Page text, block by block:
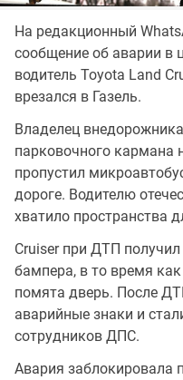
На редакционный
сообщение об аварии в
водитель Toyota Land
врезался в Газель.
Владелец
парковочного кармана
пропустил
дороге. Водителю
хватило пространства
Cruiser при ДТП
бампера, в то время
помята дверь. После
аварийные знаки и
сотрудников ДПС.
Авария заблокировала